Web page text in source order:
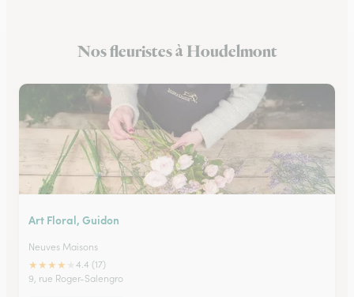
Fleuristes à Longwy
Nos fleuristes à Houdelmont
Art Floral, Guidon
Neuves Maisons
★★★★
4.4 (17)
9, rue Roger-Salengro